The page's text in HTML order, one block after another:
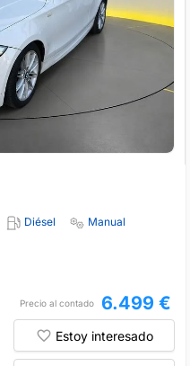
Diésel
Manual
Precio al contado 6.499 €
Estoy interesado